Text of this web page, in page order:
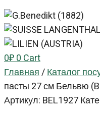
0₽0Cart
Главная/Каталог
пасты 27 см Бельвю
Артикул: BEL1927